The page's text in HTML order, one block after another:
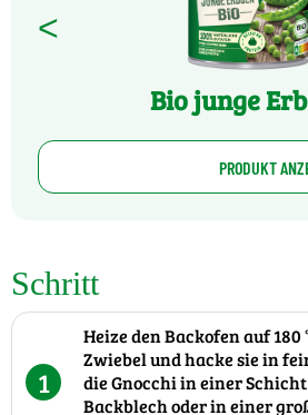
<
Bio junge
PRODUKT
Schritt
1
Heize den Backofen auf 180
Zwiebel und hacke sie in
die Gnocchi in einer
Backblech oder in einer